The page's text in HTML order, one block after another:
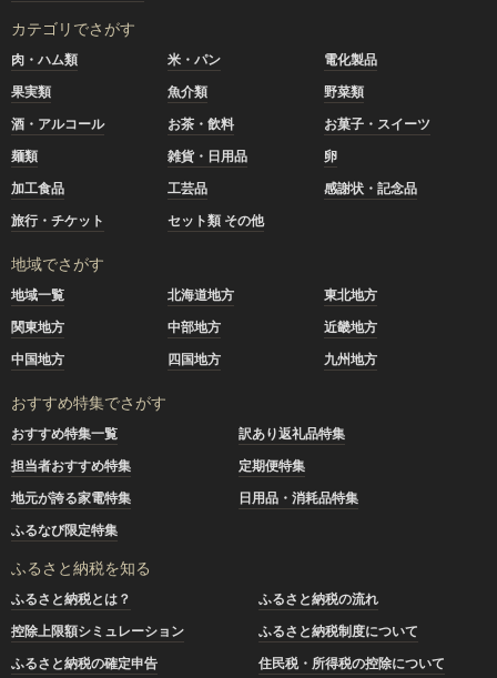
カテゴリでさがす
肉・ハム類 米・パン
電化製品
果実類
魚介類
野菜類
酒・アルコール
お茶・飲料
お菓子・スイーツ
麺類
雑貨・日用品
卵
加工食品
工芸品
感謝状・記念品
旅行・チケット
セット類 その他
地域でさがす
地域一覧 北海道地方
東北地方
関東地方
中部地方
近畿地方
中国地方
四国地方 九州地方
おすすめ特集でさがす
おすすめ特集一覧
訳あり返礼品特集
担当者おすすめ特集
定期便特集
地元が誇る家電特集
日用品・消耗品特集
ふるなび限定特集
ふるさと納税を知る
ふるさと納税とは？
ふるさと納税の流れ
控除上限額シミュレーション
ふるさと納税制度について
ふるさと納税の確定申告
住民税・所得税の控除について